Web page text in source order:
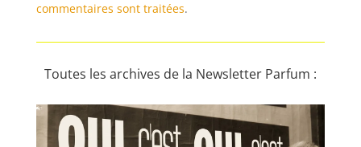
commentaires sont traitées.
Toutes les archives de la Newsletter Parfum :